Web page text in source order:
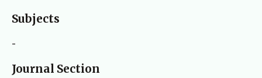
Subjects
-
Journal Section